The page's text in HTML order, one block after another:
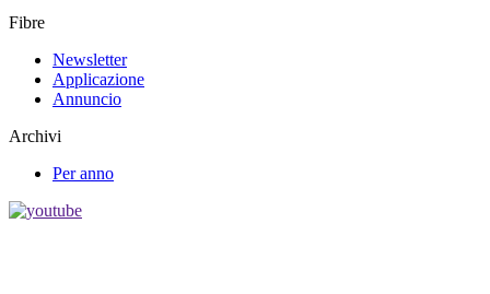
Fibre
Newsletter
Applicazione
Annuncio
Archivi
Per anno